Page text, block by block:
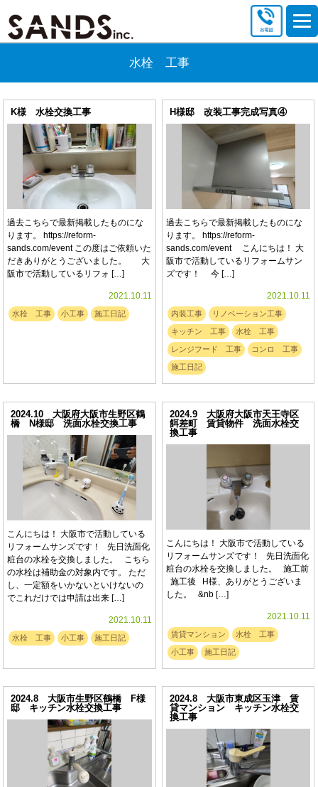
水栓 工事
K様 水栓交換工事
過去こちらで最新掲載したものにな
ります。 https://reform-
sands.com/event この度はご依頼いた
だきありがとうございました。 大
阪市で活動しているリフォ […]
2021.10.11
水栓 工事 小工事 施工日記
H様邸 改装工事完成写真④
過去こちらで最新掲載したものにな
ります。 https://reform-
sands.com/event こんにちは！ 大
阪市で活動しているリフォームサン
ズです！ 今 […]
2021.10.11
内装工事 リノベーション工事
キッチン 工事 水栓 工事
レンジフード 工事 コンロ 工事
施工日記
2024.10 大阪府大阪市生野区鶴
橋 N様邸 洗面水栓交換工事
こんにちは！ 大阪市で活動している
リフォームサンズです！ 先日洗面化
粧台の水栓を交換しました。 こちら
の水栓は補助金の対象内です。 ただ
し、一定額をいかないといけないの
でこれだけでは申請は出来 […]
2021.10.11
水栓 工事 小工事 施工日記
2024.9 大阪府大阪市天王寺区
餌差町 賃貸物件 洗面水栓交
換工事
こんにちは！ 大阪市で活動している
リフォームサンズです！ 先日洗面化
粧台の水栓を交換しました。 施工前
施工後 H様、ありがとうございま
した。 &nb […]
2021.10.11
賃貸マンション 水栓 工事
小工事 施工日記
2024.8 大阪市生野区鶴橋 F様
邸 キッチン水栓交換工事
2024.8 大阪市東成区玉津 賃
貸マンション キッチン水栓交
換工事